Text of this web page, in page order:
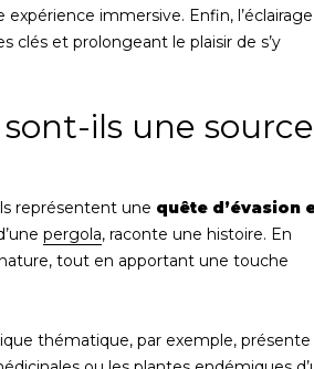
immersive. Enfin, l’éclairage
clés et prolongeant le plaisir de s’y
ils une source
représentent une quête d’évasion
pergola, raconte une histoire. En
tout en apportant une touche
thématique, par exemple, présente